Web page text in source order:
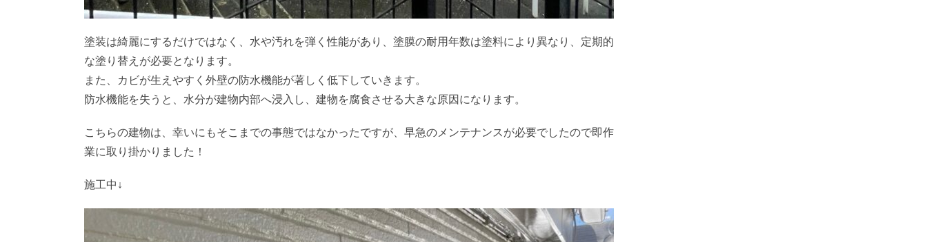
塗装は綺麗にするだけではなく、水や汚れを弾く性能があり、塗膜の耐用年数は塗料により異なり、定期的
な塗り替えが必要となります。
また、カビが生えやすく外壁の防水機能が著しく低下していきます。
防水機能を失うと、水分が建物内部へ浸入し、建物を腐食させる大きな原因になります。
こちらの建物は、幸いにもそこまでの事態ではなかったですが、早急のメンテナンスが必要でしたので即作
業に取り掛かりました！
施工中↓